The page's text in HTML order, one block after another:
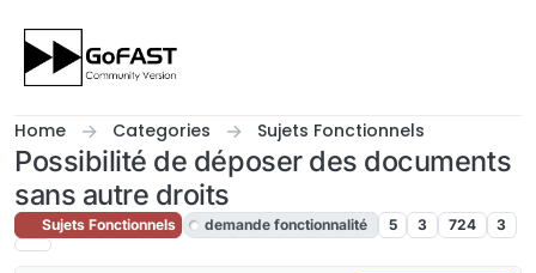
Home Categories Sujets Fonctionnels
Possibilité de déposer des documents
sans autre droits
Sujets Fonctionnels demande fonctionnalité 5 3 724 3